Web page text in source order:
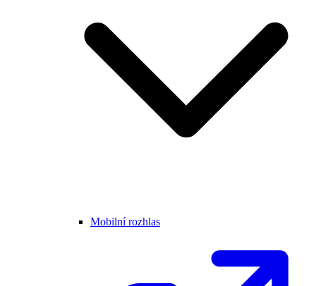
Mobilní rozhlas